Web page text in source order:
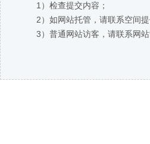
1）检查提交内容；
2）如网站托管，请联系空间提
3）普通网站访客，请联系网站